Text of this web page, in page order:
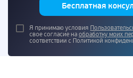
Бесплатная
Я принимаю условия
свое согласие на обработку моих
соответствии с Политикой